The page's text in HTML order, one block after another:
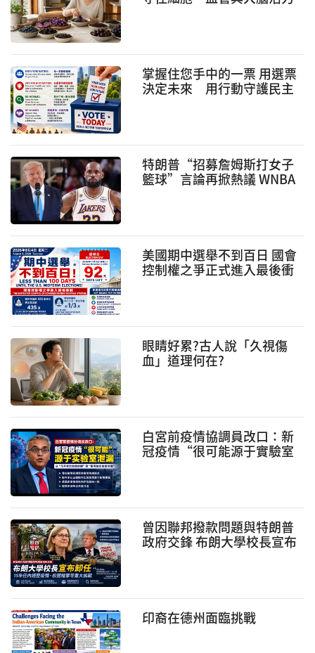
掌握住您手中的一票 用選票
決定未來 用行動守護民主
特朗普“招募詹姆斯打女子
籃球”言論再掀熱議 WNBA
美國期中選舉不到百日 國會
控制權之爭正式進入最後衝
眼睛好累?古人說「久視傷
血」道理何在?
白宮前疫情協調員改口：新
冠疫情“很可能源于實驗室
曾因聯邦撥款問題與特朗普
政府交鋒 布朗大學校長宣布
印裔在德州面臨挑戰